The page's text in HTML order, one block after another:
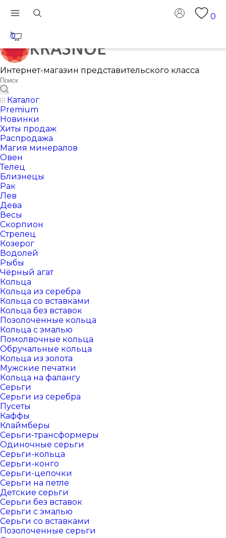
0
0
Интернет-магазин представительского класса
Каталог
Premium
Новинки
Хиты продаж
Распродажа
Магия минералов
Овен
Телец
Близнецы
Рак
Лев
Дева
Весы
Скорпион
Стрелец
Козерог
Водолей
Рыбы
Чёрный агат
Кольца
Кольца из серебра
Кольца со вставками
Кольца без вставок
Позолоченные кольца
Кольца с эмалью
Помолвочные кольца
Обручальные кольца
Кольца из золота
Мужские печатки
Кольца на фалангу
Серьги
Серьги из серебра
Пусеты
Каффы
Клаймберы
Серьги-трансформеры
Одиночные серьги
Серьги-кольца
Серьги-конго
Серьги-цепочки
Серьги на петле
Детские серьги
Серьги без вставок
Серьги с эмалью
Серьги со вставками
Позолоченные серьги